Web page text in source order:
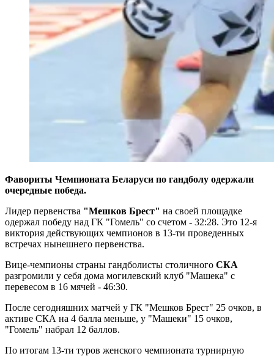
Фавориты Чемпионата Беларуси по гандболу одержали
очередные победа.
Лидер первенства "Мешков Брест" на своей площадке
одержал победу над ГК "Гомель" со счетом - 32:28. Это 12-я
виктория действующих чемпионов в 13-ти проведенных
встречах нынешнего первенства.
Вице-чемпионы страны гандболисты столичного СКА
разгромили у себя дома могилевский клуб "Машека" с
перевесом в 16 мячей - 46:30.
После сегодняшних матчей у ГК "Мешков Брест" 25 очков, в
активе СКА на 4 балла меньше, у "Машеки" 15 очков,
"Гомель" набрал 12 баллов.
По итогам 13-ти туров женского чемпионата турнирную